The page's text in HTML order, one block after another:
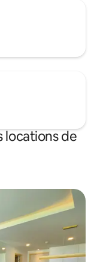
locations de